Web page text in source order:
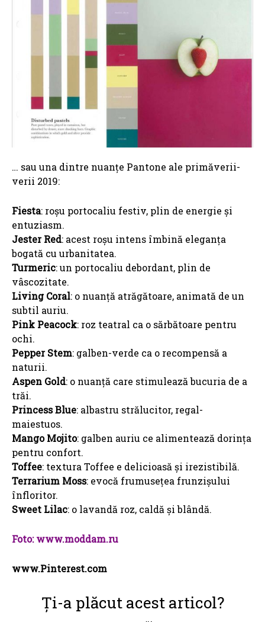
… sau una dintre nuanțe Pantone ale primăverii-
verii 2019:
Fiesta: roșu portocaliu festiv, plin de energie și
entuziasm.
Jester Red: acest roșu intens îmbină eleganța
bogată cu urbanitatea.
Turmeric: un portocaliu debordant, plin de
vâscozitate.
Living Coral: o nuanță atrăgătoare, animată de un
subtil auriu.
Pink Peacock: roz teatral ca o sărbătoare pentru
ochi.
Pepper Stem: galben-verde ca o recompensă a
naturii.
Aspen Gold: o nuanță care stimulează bucuria de a
trăi.
Princess Blue: albastru strălucitor, regal-
maiestuos.
Mango Mojito: galben auriu ce alimentează dorința
pentru confort.
Toffee: textura Toffee e delicioasă și irezistibilă.
Terrarium Moss: evocă frumusețea frunzișului
înfloritor.
Sweet Lilac: o lavandă roz, caldă și blândă.
Foto: www.moddam.ru
www.Pinterest.com
Ți-a plăcut acest articol?